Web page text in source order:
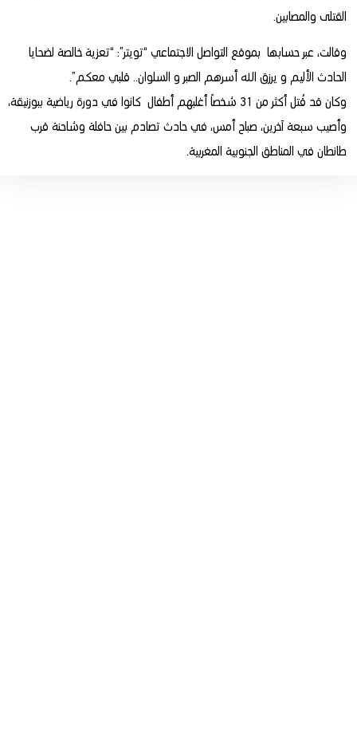
القتلى والمصابين.
وقالت، عبر حسابها بموقع التواصل الاجتماعي “تويتر”: “تعزية خالصة لضحايا
الحادث الأليم و يرزق الله أسرهم الصبر و السلوان.. قلبي معكم”.
وكان قد قُتل أكثر من 31 شخصاً أغلبهم أطفال كانوا في دورة رياضية ببوزنيقة،
وأصيب سبعة آخرين، صباح أمس، في حادث تصادم بين حافلة وشاحنة قرب
طانطان في المناطق الجنوبية المغربية.